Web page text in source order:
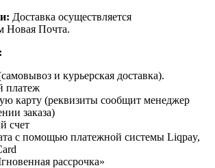
Доставка осуществляется
Новая Почта.
и курьерская доставка).
платеж
карту (реквизиты сообщит менеджер
заказа)
счет
с помощью платежной системы Liqpay,
рассрочка»